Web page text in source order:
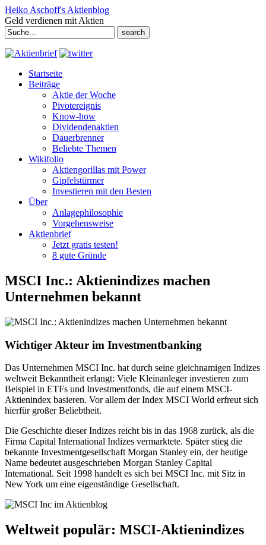
Heiko Aschoff's Aktienblog
Geld verdienen mit Aktien
Search
for:
Startseite
Beiträge
Aktie der Woche
Pivotereignis
Know-how
Dividendenaktien
Dauerbrenner
Beliebte Themen
Wikifolio
Aktiengorillas mit Power
Gipfelstürmer
Investieren mit den Besten
Über
Anlagephilosophie
Vorgehensweise
Aktienbrief
Jetzt gratis testen!
8 gute Gründe
MSCI Inc.: Aktienindizes machen
Unternehmen bekannt
Wichtiger Akteur im Investmentbanking
Das Unternehmen MSCI Inc. hat durch seine gleichnamigen Indizes
weltweit Bekanntheit erlangt: Viele Kleinanleger investieren zum
Beispiel in ETFs und Investmentfonds, die auf einem MSCI-
Aktienindex basieren. Vor allem der Index MSCI World erfreut sich
hierfür großer Beliebtheit.
Die Geschichte dieser Indizes reicht bis in das 1968 zurück, als die
Firma Capital International Indizes vermarktete. Später stieg die
bekannte Investmentgesellschaft Morgan Stanley ein, der heutige
Name bedeutet ausgeschrieben Morgan Stanley Capital
International. Seit 1998 handelt es sich bei MSCI Inc. mit Sitz in
New York um eine eigenständige Gesellschaft.
Weltweit populär: MSCI-Aktienindizes